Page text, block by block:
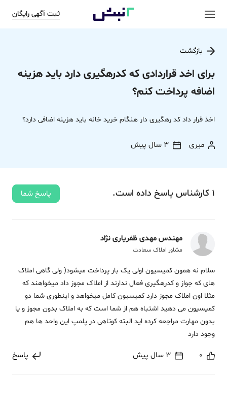
ثبت آگهی رایگان
بازگشت
برای اخد قراردادی که کدرهگیری دارد باید هزینه
اضافه پرداخت کنم؟
اخذ قرار داد کد رهگیری دار هنگام خرید خانه باید هزینه اضافی دارد؟
میری 3 سال پیش
1 کارشناس پاسخ داده‌ است. پاسخ شما
مهندس مهدی ظفریاری نژاد
مشاور املاک سعادت
سلام نه همون کمیسیون اولی یک بار پرداخت میشود( ولی گاهی املاک
های که جواز و کدرهگیری فعال ندارند از املاک مجوز داد میخواهند که
مثلا اون املاک مجوز دارد کمیسیون کامل میخواهد و اینطوری شما دو
کمیسیون می دهید اشتباه هم از شما است که به املاک بدون مجوز و یا
بدون مهارت مراجعه کرده اید البته کوتاهی در پلمپ این واحد ها هم
وجود دارد
0 3 سال پیش پاسخ